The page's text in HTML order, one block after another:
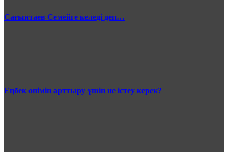
Сағынтаев Семейге келеді деп…
Еңбек өнімін арттыру үшін не істеу керек?